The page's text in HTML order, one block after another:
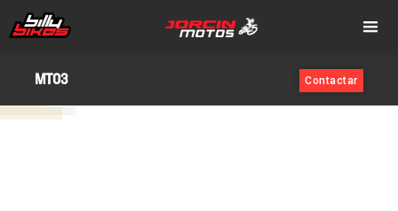
MT03 Contactar